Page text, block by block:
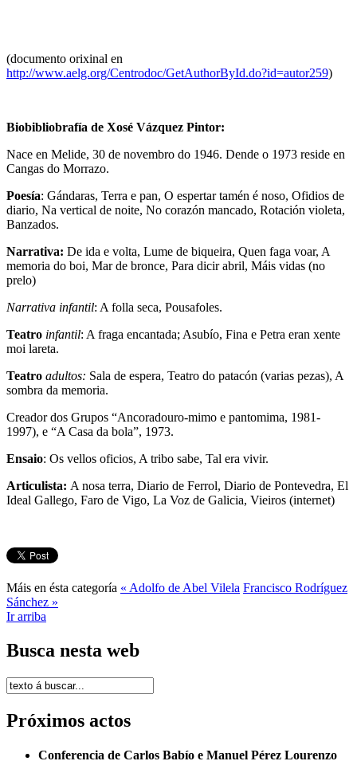
(documento orixinal en
http://www.aelg.org/Centrodoc/GetAuthorById.do?id=autor259)
Biobibliobrafía de Xosé Vázquez Pintor:
Nace en Melide, 30 de novembro do 1946. Dende o 1973 reside en
Cangas do Morrazo.
Poesía: Gándaras, Terra e pan, O espertar tamén é noso, Ofidios de
diario, Na vertical de noite, No corazón mancado, Rotación violeta,
Banzados.
Narrativa: De ida e volta, Lume de biqueira, Quen faga voar, A
memoria do boi, Mar de bronce, Para dicir abril, Máis vidas (no
prelo)
Narrativa infantil: A folla seca, Pousafoles.
Teatro infantil: A fraga encantada; Asubío, Fina e Petra eran xente
moi lareta.
Teatro adultos: Sala de espera, Teatro do patacón (varias pezas), A
sombra da memoria.
Creador dos Grupos “Ancoradouro-mimo e pantomima, 1981-
1997), e “A Casa da bola”, 1973.
Ensaio: Os vellos oficios, A tribo sabe, Tal era vivir.
Articulista: A nosa terra, Diario de Ferrol, Diario de Pontevedra, El
Ideal Gallego, Faro de Vigo, La Voz de Galicia, Vieiros (internet)
Máis en ésta categoría « Adolfo de Abel Vilela Francisco Rodríguez
Sánchez »
Ir arriba
Busca nesta web
Próximos actos
Conferencia de Carlos Babío e Manuel Pérez Lourenzo